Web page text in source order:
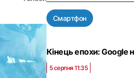
Смартфон
Кінець епохи: Google
5 серпня 11:35